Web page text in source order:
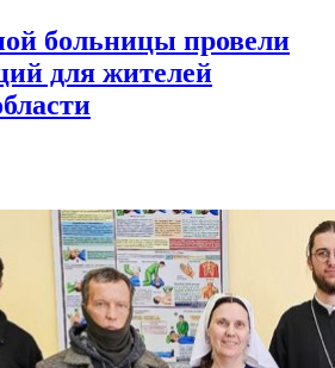
больницы провели
для жителей